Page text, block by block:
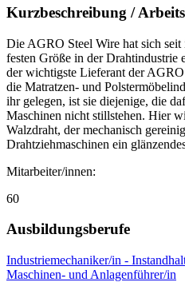
Kurzbeschreibung /
Die AGRO Steel Wire hat sich
festen Größe in der
der wichtigste Lieferant der
die Matratzen- und
ihr gelegen, ist sie diejenige, die
Maschinen nicht stillstehen. Hier
Walzdraht, der mechanisch
Drahtziehmaschinen ein
Mitarbeiter/innen:
60
Ausbildungsberufe
Industriemechaniker/in -
Maschinen- und Anlagenführer/in